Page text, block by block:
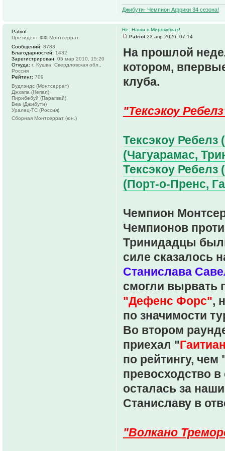
Джибути- Чемпион Африки 34 сезона!
Re: Наши в Мирокубках!
Patriot23 апр 2026, 07:14
На прошлой
котором,
клуба.
"Тексэкоу
Тексэкоу
(Чагуарамас,
Тексэкоу Ребелз
(Порт-о-Пренс,
Чемпион
Чемпионов
Тринидадцы
силе сказалось
Станислава
смогли вырвать
"Дефенс Форс",
по значимости
Во втором
приехал "
по рейтингу,
превосходство
осталась за
Станиславу в
"Волкано
Patriot
Президент ФФ Монтсеррат
Сообщений: 8783
Благодарностей: 1432
Зарегистрирован: 05 мар 2010, 15:20
Откуда: г. Кушва, Свердловская обл.,
Россия
Рейтинг: 709
Вудлэндс (Монтсеррат)
Джхапа (Непал)
Пирибебуй (Парагвай)
Веа (Джибути)
Уралец-ТС (Россия)
Сборная Монтсеррат (юн.)